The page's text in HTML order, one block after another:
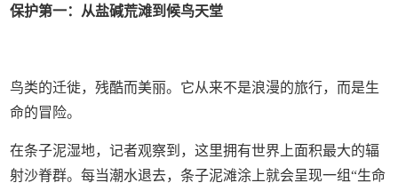
保护第一：从盐碱荒滩到候鸟天堂
鸟类的迁徙，残酷而美丽。它从来不是浪漫的旅行，而是生
命的冒险。
在条子泥湿地，记者观察到，这里拥有世界上面积最大的辐
射沙脊群。每当潮水退去，条子泥滩涂上就会呈现一组“生命